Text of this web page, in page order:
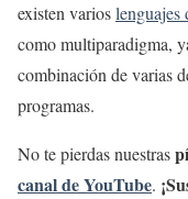
existen varioslenguajes
como multiparadigma,
combinación de varias
programas.
No te pierdas nuestras
canal de YouTube.